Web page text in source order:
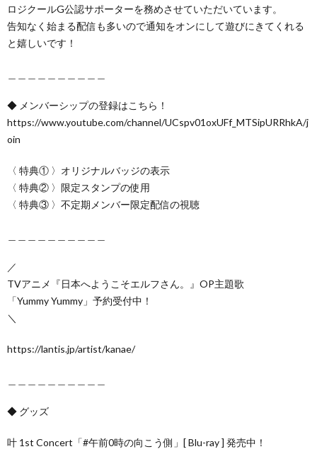
ロジクールG公認サポーターを務めさせていただいています。
告知なく始まる配信も多いので通知をオンにして遊びにきてくれる
と嬉しいです！
◆ メンバーシップの登録はこちら！
https://www.youtube.com/channel/UCspv01oxUFf_MTSipURRhkA/j
oin
〈 特典① 〉オリジナルバッジの表示
〈 特典② 〉限定スタンプの使用
〈 特典③ 〉不定期メンバー限定配信の視聴
／
TVアニメ『日本へようこそエルフさん。』OP主題歌
「Yummy Yummy」予約受付中！
＼
https://lantis.jp/artist/kanae/
◆ グッズ
叶 1st Concert「#午前0時の向こう側」[ Blu-ray ] 発売中！